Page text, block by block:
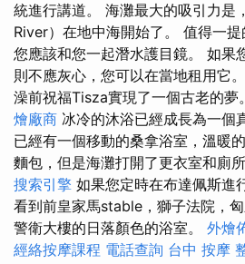
統進行講道。 海灘最大的吸引力
River）在地中海開始了。 值得一提
您應該和您一起潛水護目鏡。 如果
則不應灰心，您可以在當地租用它
澡前祝福Tisza實現了一個古老的夢
燴廠商 冰冷的沐浴已經成長為一個
已經有一個移動的桑拿浴室，溫暖
麵包，但是海灘打開了更衣室和廁所
搜索引擎 如果您定時在布達佩斯進
看到前皇家馬stable，獅子法院，
警衛大樓的日落顏色的浴室。 外燴
經絡按摩課程 電話查詢 台中 按摩